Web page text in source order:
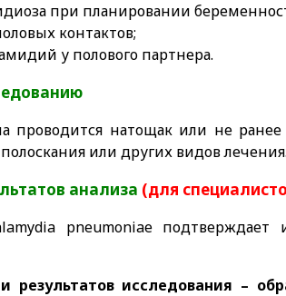
при планировании
контактов;
у полового партнера.
проводится натощак или не
или других видов лечения.
анализа (для
pneumoniae
результатов исследования –